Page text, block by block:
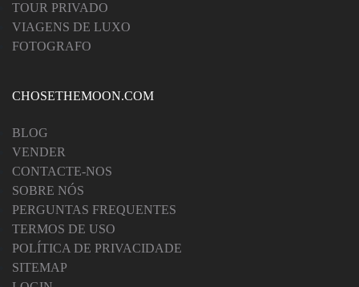
TOUR PRIVADO
VIAGENS DE LUXO
FOTOGRAFO
CHOSETHEMOON.COM
BLOG
VENDER
CONTACTE-NOS
SOBRE NÓS
PERGUNTAS FREQUENTES
TERMOS DE USO
POLÍTICA DE PRIVACIDADE
SITEMAP